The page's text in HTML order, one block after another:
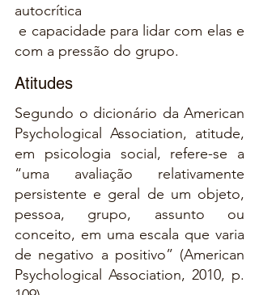
autocrítica
e capacidade para lidar com elas e
com a pressão do grupo.
Atitudes
Segundo o dicionário da American
Psychological Association, atitude,
em psicologia social, refere-se a
“uma avaliação relativamente
persistente e geral de um objeto,
pessoa, grupo, assunto ou
conceito, em uma escala que varia
de negativo a positivo” (American
Psychological Association, 2010, p.